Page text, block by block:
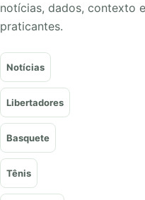
notícias, dados, contexto
praticantes.
Notícias
Libertadores
Basquete
Tênis